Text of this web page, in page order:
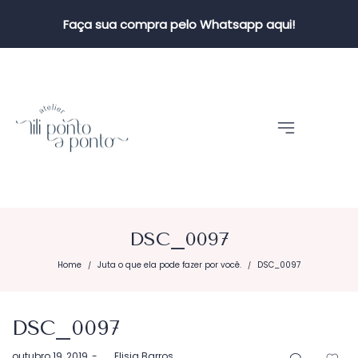
Faça sua compra pelo Whatsapp aqui!
DSC_0097
Home / Juta o que ela pode fazer por você. / DSC_0097
DSC_0097
Postado